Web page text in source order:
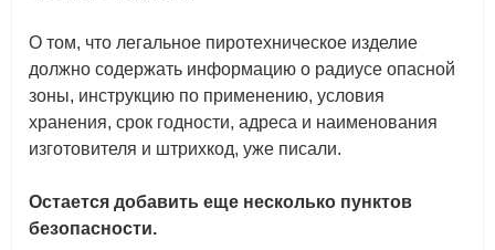
О том, что легальное пиротехническое изделие
должно содержать информацию о радиусе опасной
зоны, инструкцию по применению, условия
хранения, срок годности, адреса и наименования
изготовителя и штрихкод, уже писали.
Остается добавить еще несколько пунктов
безопасности.